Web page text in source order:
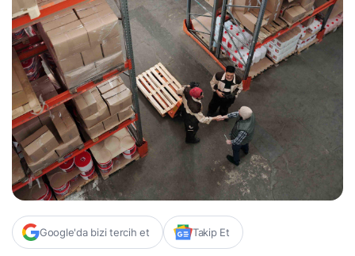
Google'da bizi tercih et Takip Et